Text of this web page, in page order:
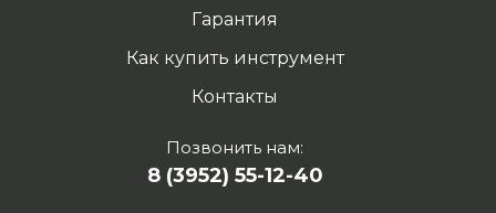
Гарантия
Как купить инструмент
Контакты
Позвонить нам:
8 (3952) 55-12-40